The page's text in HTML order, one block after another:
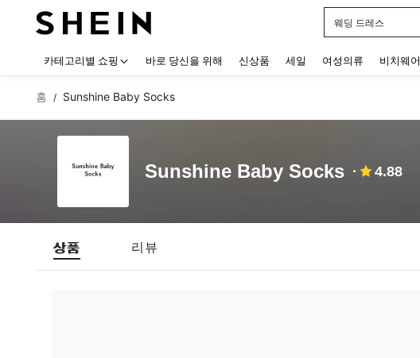
웨딩 드레스
카테고리별 쇼핑 바로 당신을 위해 신상품 세일 여성의류 비치웨어
홈 / Sunshine Baby Socks
Sunshine Baby Socks 4.88
상품 리뷰